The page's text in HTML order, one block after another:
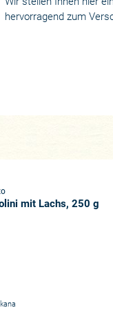
hervorragend zum
mit Lachs, 250 g